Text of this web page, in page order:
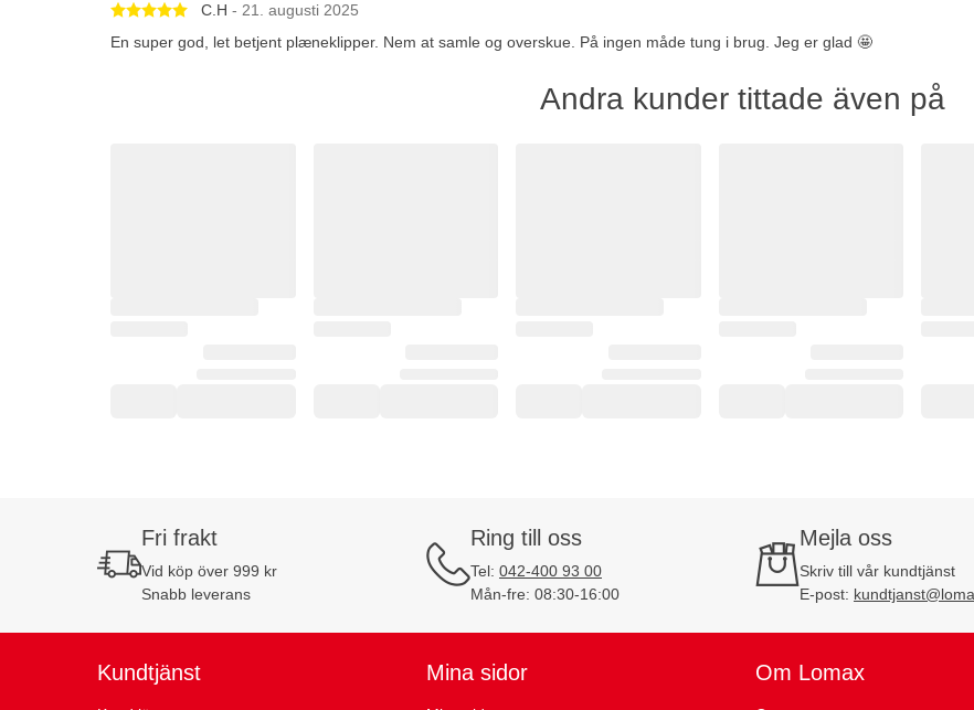
Betygsatt 5 av 5 stjärnor
C.H - 21. augusti 2025
En super god, let betjent plæneklipper. Nem at samle og overskue. På ingen måde tung i brug. Jeg er glad 🤩
Andra kunder tittade även på
Fri frakt
Vid köp över 999 kr
Snabb leverans
Ring till oss
Tel: 042-400 93 00
Mån-fre: 08:30-16:00
Mejla oss
Skriv till vår kundtjänst
E-post:
Kundtjänst Mina sidor Om Lomax